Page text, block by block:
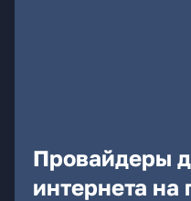
Провайдеры
интернета на